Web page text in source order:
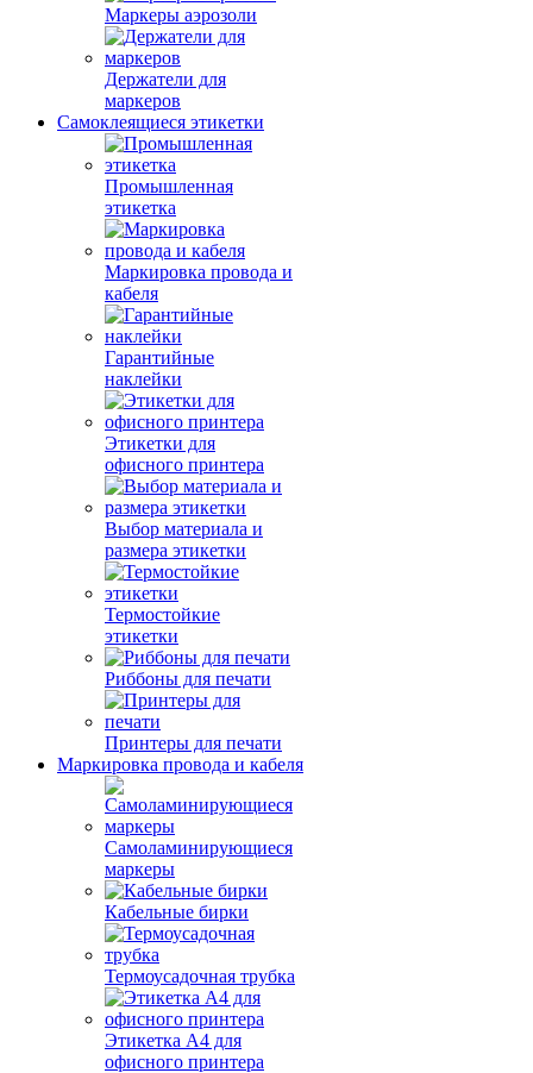
Маркеры аэрозоли
Держатели для
маркеров
Самоклеящиеся этикетки
Промышленная
этикетка
Маркировка провода и
кабеля
Гарантийные
наклейки
Этикетки для
офисного принтера
Выбор материала и
размера этикетки
Термостойкие
этикетки
Риббоны для печати
Принтеры для печати
Маркировка провода и кабеля
Самоламинирующиеся
маркеры
Кабельные бирки
Термоусадочная трубка
Этикетка А4 для
офисного принтера